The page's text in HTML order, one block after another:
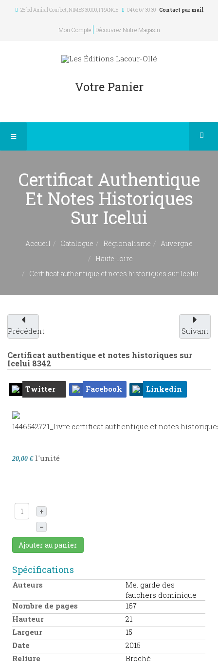
25 bd Amiral Courbet, NIMES 30000,FRANCE 04 66 67 30 30 Contact par mail
Mon Compte Découvrez Notre Magasin
Votre Panier
Certificat Authentique
Et Notes Historiques
Sur Icelui
Accueil Catalogue Régionalisme
Auvergne
Haute-loire
Certificat authentique et notes historiques sur Icelui
Précédent Suivant
Certificat authentique et notes historiques sur
Icelui 8342
Twitter Facebook Linkedin
20,00 € l'unité
+
–
Ajouter au panier
Spécifications
Auteurs
Me. garde des
fauchers dominique
Nombre de pages
167
Hauteur
21
Largeur
15
Date
2015
Reliure
Broché